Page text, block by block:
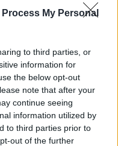
Process My Personal
to third parties, or
information for
the below opt-out
note that after your
continue seeing
information utilized by
to third parties prior to
out of the further
nel